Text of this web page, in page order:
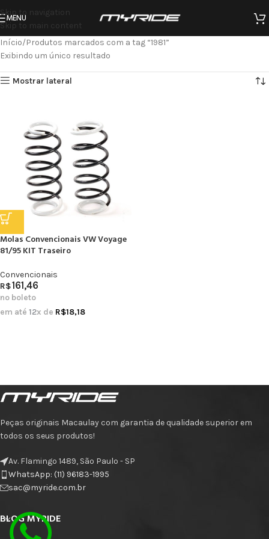
Skip to navigation
Skip to main content
MENU
Início Produtos marcados com a tag “1981”
Exibindo um único resultado
Mostrar lateral
Molas Convencionais VW Voyage
81/95 KIT Traseiro
Convencionais
R$161,46
no boleto
em até 12x de R$18,18
Peças originais Macaulay com garantia de qualidade superior em
todos os seus produtos!
Av. Flamingo 1489, São Paulo - SP
WhatsApp: (11) 96183-1995
sac@myride.com.br
BLOG MYRIDE